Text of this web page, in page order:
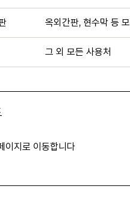
옥외간판, 현수막 등
그 외 모든 사용처
이지로 이동합니다